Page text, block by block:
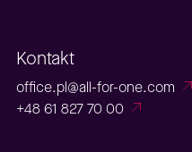
Kontakt
office.pl@all-for-one.com
+48 61 827 70 00